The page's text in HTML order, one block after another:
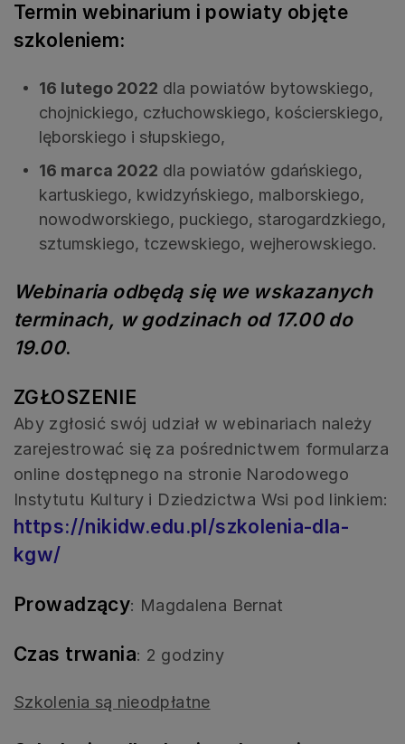
Termin webinarium i powiaty objęte
szkoleniem:
16 lutego 2022 dla powiatów bytowskiego,
chojnickiego, człuchowskiego, kościerskiego,
lęborskiego i słupskiego,
16 marca 2022 dla powiatów gdańskiego,
kartuskiego, kwidzyńskiego, malborskiego,
nowodworskiego, puckiego, starogardzkiego,
sztumskiego, tczewskiego, wejherowskiego.
Webinaria odbędą się we wskazanych
terminach, w godzinach od 17.00 do
19.00.
ZGŁOSZENIE
Aby zgłosić swój udział w webinariach należy
zarejestrować się za pośrednictwem formularza
online dostępnego na stronie Narodowego
Instytutu Kultury i Dziedzictwa Wsi pod linkiem:
https://nikidw.edu.pl/szkolenia-dla-
kgw/
Prowadzący: Magdalena Bernat
Czas trwania: 2 godziny
Szkolenia są nieodpłatne